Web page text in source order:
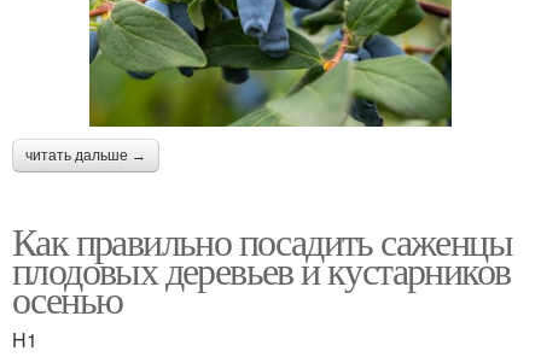
читать дальше →
Как правильно посадить саженцы
плодовых деревьев и кустарников
осенью
H1